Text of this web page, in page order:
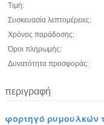
Τιμή:
Συσκευασία λεπτομέρειες:
Χρόνος παράδοσης:
Όροι πληρωμής:
Δυνατότητα προσφοράς:
περιγραφή
φορτηγό ρυμουλκών